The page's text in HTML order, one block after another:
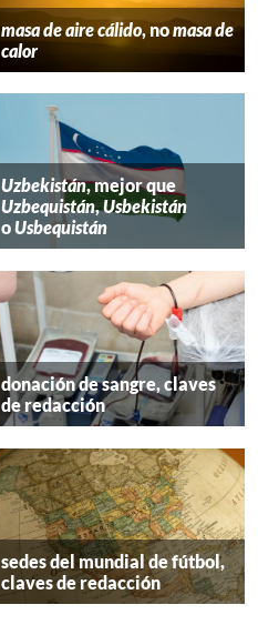
masa de aire cálido, nomasa de
calor
Uzbekistán, mejor que
Uzbequistán,Usbekistán
oUsbequistán
donación de sangre, claves
de redacción
sedes del mundial de fútbol,
claves de redacción